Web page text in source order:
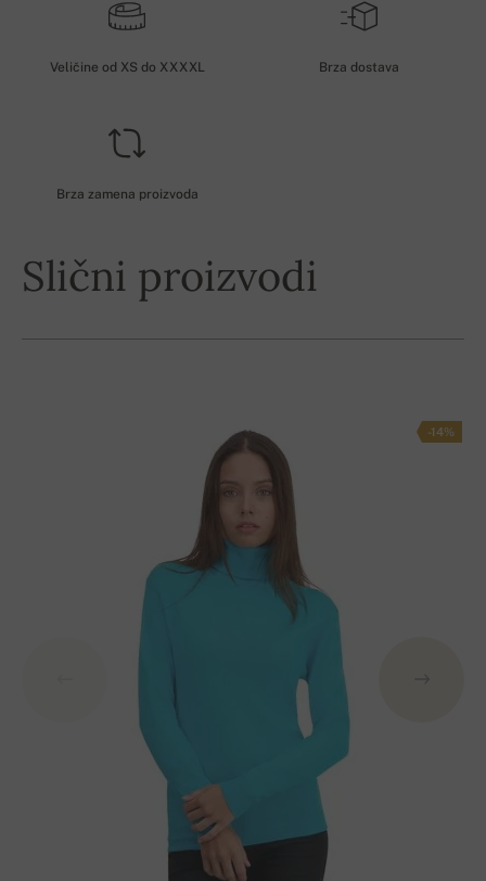
Veličine od XS do XXXXL Brza dostava
Brza zamena proizvoda
Slični proizvodi
-14%